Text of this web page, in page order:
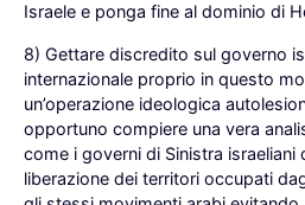
Israele e ponga fine al dominio di
8) Gettare discredito sul governo
internazionale proprio in questo
un’operazione ideologica
opportuno compiere una vera
come i governi di Sinistra israeliani
liberazione dei territori occupati